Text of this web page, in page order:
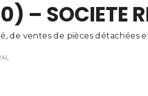
– SOCIETE
de ventes de pièces détachées